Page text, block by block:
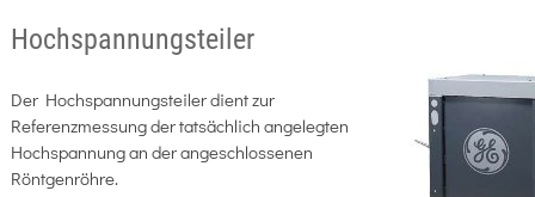
Hochspannungsteiler
Der Hochspannungsteiler dient zur
Referenzmessung der tatsächlich angelegten
Hochspannung an der angeschlossenen
Röntgenröhre.